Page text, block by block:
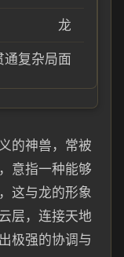
龙
通复杂局面
的神兽，常被
意指一种能够
这与龙的形象
层，连接天地
极强的协调与